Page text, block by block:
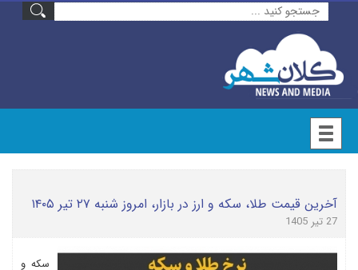
آخرین قیمت طلا، سکه و ارز در بازار، امروز شنبه ۲۷ تیر ۱۴۰۵
27 تیر 1405
سکه و